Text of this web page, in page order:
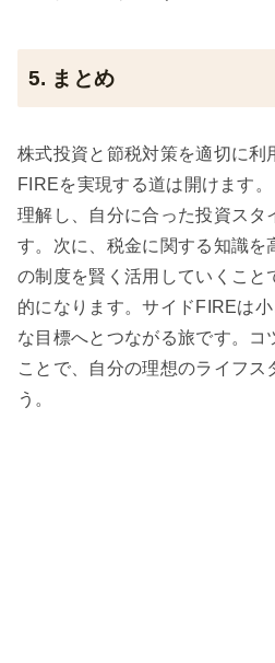
5. まとめ
株式投資と節税対策を適切に利
FIREを実現する道は開けます
理解し、自分に合った投資スタ
す。次に、税金に関する知識
の制度を賢く活用していくこと
的になります。サイドFIREは
な目標へとつながる旅です。コ
ことで、自分の理想のライフス
う。